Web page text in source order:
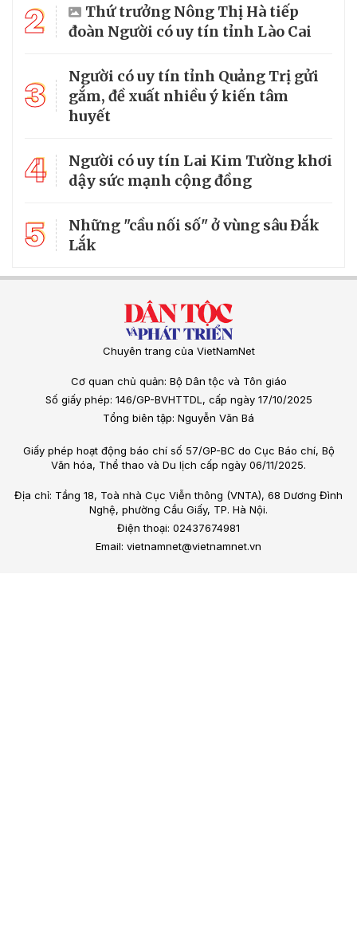
2
Thứ trưởng Nông Thị Hà tiếp
đoàn Người có uy tín tỉnh Lào Cai
3
Người có uy tín tỉnh Quảng Trị gửi
gắm, đề xuất nhiều ý kiến tâm
huyết
4
Người có uy tín Lai Kim Tường khơi
dậy sức mạnh cộng đồng
5
Những "cầu nối số" ở vùng sâu Đắk
Lắk
Chuyên trang của VietNamNet
Cơ quan chủ quản: Bộ Dân tộc và Tôn giáo
Số giấy phép: 146/GP-BVHTTDL, cấp ngày 17/10/2025
Tổng biên tập: Nguyễn Văn Bá
Giấy phép hoạt động báo chí số 57/GP-BC do Cục Báo chí, Bộ
Văn hóa, Thể thao và Du lịch cấp ngày 06/11/2025.
Địa chỉ: Tầng 18, Toà nhà Cục Viễn thông (VNTA), 68 Dương Đình
Nghệ, phường Cầu Giấy, TP. Hà Nội.
Điện thoại: 02437674981
Email: vietnamnet@vietnamnet.vn